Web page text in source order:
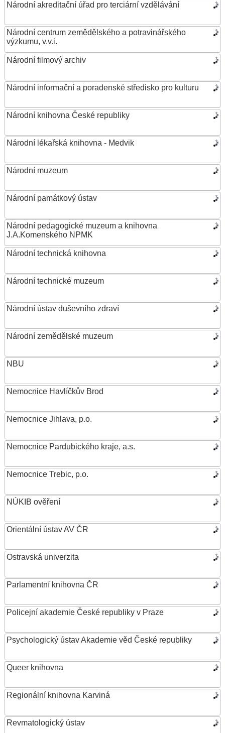
Národní akreditační úřad pro terciární vzdělávání
Národní centrum zemědělského a potravinářského
výzkumu, v.v.i.
Národní filmový archiv
Národní informační a poradenské středisko pro kulturu
Národní knihovna České republiky
Národní lékařská knihovna - Medvik
Národní muzeum
Národní památkový ústav
Národní pedagogické muzeum a knihovna
J.A.Komenského NPMK
Národní technická knihovna
Národní technické muzeum
Národní ústav duševního zdraví
Národní zemědělské muzeum
NBU
Nemocnice Havlíčkův Brod
Nemocnice Jihlava, p.o.
Nemocnice Pardubického kraje, a.s.
Nemocnice Trebic, p.o.
NÚKIB ověření
Orientální ústav AV ČR
Ostravská univerzita
Parlamentní knihovna ČR
Policejní akademie České republiky v Praze
Psychologický ústav Akademie věd České republiky
Queer knihovna
Regionální knihovna Karviná
Revmatologický ústav